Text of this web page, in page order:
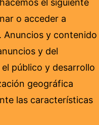
el siguiente
o acceder a
Anuncios y contenido
y del
público y desarrollo
geográfica
las características